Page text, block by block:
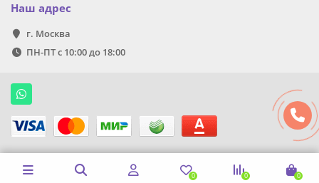
Наш адрес
г. Москва
ПН-ПТ с 10:00 до 18:00
0 0 0